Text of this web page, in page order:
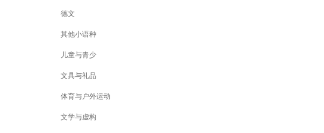
德文
其他小语种
儿童与青少
文具与礼品
体育与户外运动
文学与虚构